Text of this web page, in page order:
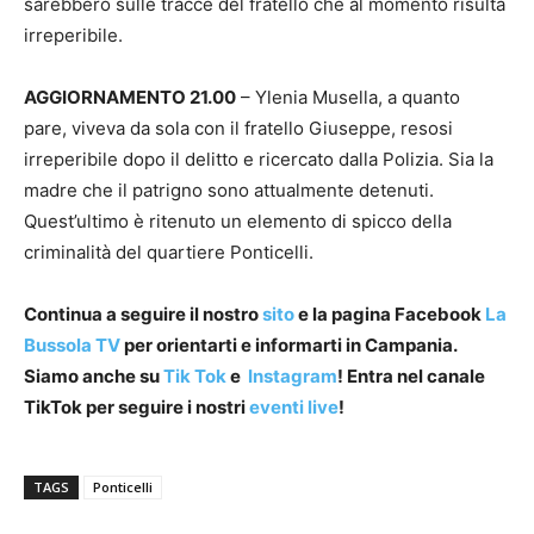
irreperibile.
AGGIORNAMENTO 21.00 – Ylenia Musella, a quanto
pare, viveva da sola con il fratello Giuseppe, resosi
irreperibile dopo il delitto e ricercato dalla Polizia. Sia la
madre che il patrigno sono attualmente detenuti.
Quest’ultimo è ritenuto un elemento di spicco della
criminalità del quartiere Ponticelli.
Continua a seguire il nostrositoe la pagina Facebook La
Bussola TVper orientarti e informarti in Campania.
Siamo anche suTik Toke Instagram! Entra nel canale
TikTok per seguire i nostrieventi live!
TAGS Ponticelli